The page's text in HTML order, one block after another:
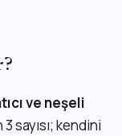
ve neşeli
sayısı; kendini